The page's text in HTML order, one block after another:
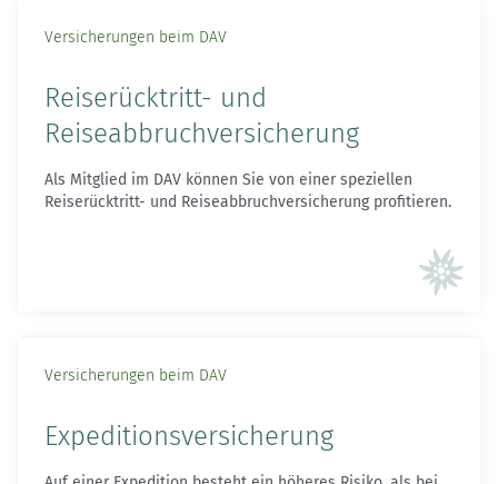
Versicherungen beim DAV
Reiserücktritt- und
Reiseabbruchversicherung
Als Mitglied im DAV können Sie von einer speziellen
Reiserücktritt- und Reiseabbruchversicherung profitieren.
Versicherungen beim DAV
Expeditions­versicherung